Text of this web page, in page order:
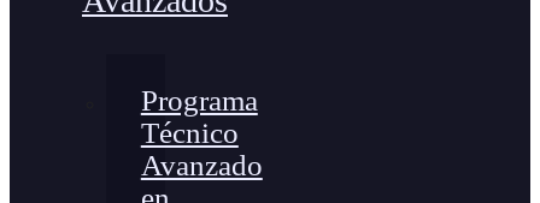
Programa
Técnico
Avanzado